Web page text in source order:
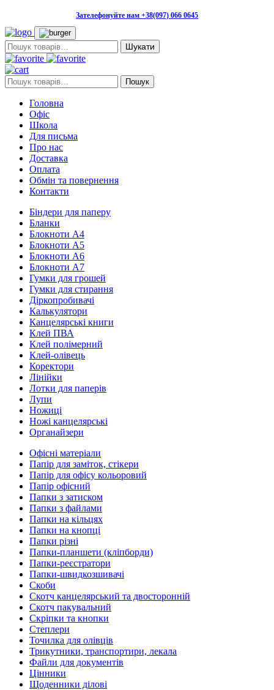
Зателефонуйте нам +38(097) 066 0645
Пошук:
Пошук: Пошук
Головна
Офіс
Школа
Для письма
Про нас
Доставка
Оплата
Обмін та повернення
Контакти
Біндери для паперу
Бланки
Блокноти А4
Блокноти А5
Блокноти А6
Блокноти А7
Гумки для грошей
Гумки для стирання
Діркопробивачі
Калькулятори
Канцелярські книги
Клей ПВА
Клей полімерний
Клей-олівець
Коректори
Лінійки
Лотки для паперів
Лупи
Ножиці
Ножі канцелярські
Органайзери
Офісні матеріали
Папір для заміток, стікери
Папір для офісу кольоровий
Папір офісний
Папки з затиском
Папки з файлами
Папки на кільцях
Папки на кнопці
Папки різні
Папки-планшети (кліпборди)
Папки-реєстратори
Папки-швидкозшивачі
Скоби
Скотч канцелярський та двосторонній
Скотч пакувальний
Скріпки та кнопки
Степлери
Точилка для олівців
Трикутники, транспортири, лекала
Файли для документів
Цінники
Щоденники ділові